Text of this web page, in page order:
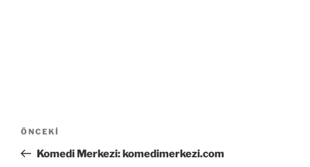
Yazı
Önceki
Yazı
ÖNCEKI
Komedi Merkezi: komedimerkezi.com